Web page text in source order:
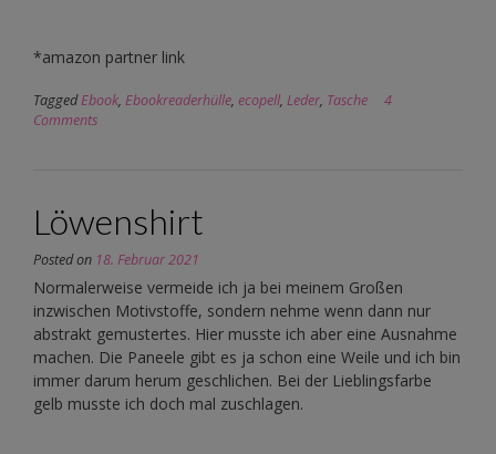
*amazon partner link
TaggedEbook, Ebookreaderhülle, ecopell, Leder, Tasche
4
Comments
Löwenshirt
Posted on 18. Februar 2021
Normalerweise vermeide ich ja bei meinem Großen
inzwischen Motivstoffe, sondern nehme wenn dann nur
abstrakt gemustertes. Hier musste ich aber eine Ausnahme
machen. Die Paneele gibt es ja schon eine Weile und ich bin
immer darum herum geschlichen. Bei der Lieblingsfarbe
gelb musste ich doch mal zuschlagen.